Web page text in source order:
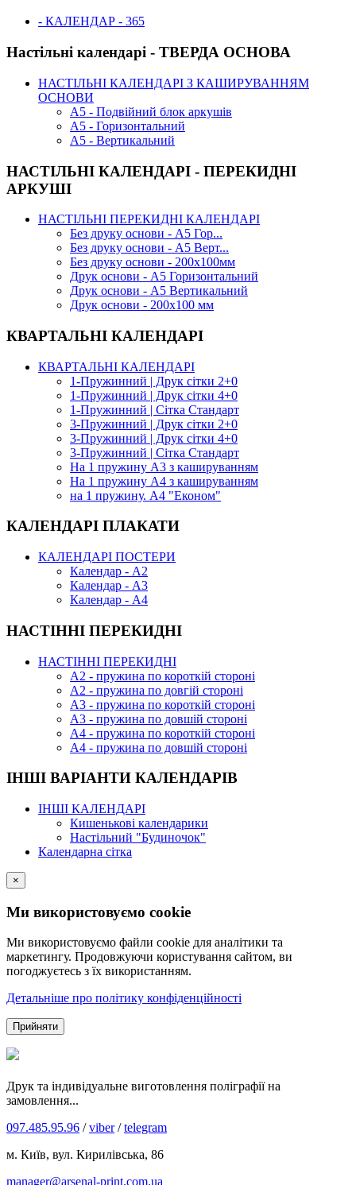
- КАЛЕНДАР - 365
Настільні календарі - ТВЕРДА ОСНОВА
НАСТІЛЬНІ КАЛЕНДАРІ З КАШИРУВАННЯМ
ОСНОВИ
А5 - Подвійний блок аркушів
А5 - Горизонтальний
А5 - Вертикальний
НАСТІЛЬНІ КАЛЕНДАРІ - ПЕРЕКИДНІ
АРКУШІ
НАСТІЛЬНІ ПЕРЕКИДНІ КАЛЕНДАРІ
Без друку основи - А5 Гор...
Без друку основи - А5 Верт...
Без друку основи - 200х100мм
Друк основи - А5 Горизонтальний
Друк основи - А5 Вертикальний
Друк основи - 200х100 мм
КВАРТАЛЬНІ КАЛЕНДАРІ
КВАРТАЛЬНІ КАЛЕНДАРІ
1-Пружинний | Друк сітки 2+0
1-Пружинний | Друк сітки 4+0
1-Пружинний | Сітка Стандарт
3-Пружинний | Друк сітки 2+0
3-Пружинний | Друк сітки 4+0
3-Пружинний | Сітка Стандарт
На 1 пружину А3 з кашируванням
На 1 пружину А4 з кашируванням
на 1 пружину. А4 "Економ"
КАЛЕНДАРІ ПЛАКАТИ
КАЛЕНДАРІ ПОСТЕРИ
Календар - А2
Календар - А3
Календар - А4
НАСТІННІ ПЕРЕКИДНІ
НАСТІННІ ПЕРЕКИДНІ
А2 - пружина по короткій стороні
А2 - пружина по довгій стороні
А3 - пружина по короткій стороні
А3 - пружина по довшій стороні
А4 - пружина по короткій стороні
А4 - пружина по довшій стороні
ІНШІ ВАРІАНТИ КАЛЕНДАРІВ
ІНШІ КАЛЕНДАРІ
Кишенькові календарики
Настільний "Будиночок"
Календарна сітка
×
Ми використовуємо cookie
Ми використовуємо файли cookie для аналітики та
маркетингу. Продовжуючи користування сайтом, ви
погоджуєтесь з їх використанням.
Детальніше про політику конфіденційності
Прийняти
Друк та індивідуальне виготовлення поліграфії на
замовлення...
097.485.95.96 /viber/telegram
м. Київ, вул. Кирилівська, 86
manager@arsenal-print.com.ua